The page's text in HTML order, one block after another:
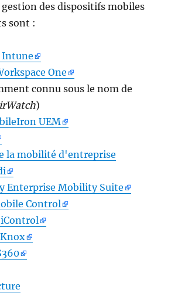
des dispositifs mobiles
sont :
One
connu sous le nom de
)
UEM
la mobilité d'entreprise
Enterprise Mobility Suite
Control